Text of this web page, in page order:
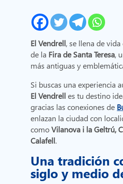
El Vendrell, se llena de
de la Fira de Santa Teresa,
más antiguas y
Si buscas una experiencia
El Vendrelles tu destino
gracias las conexiones de
enlazan la ciudad con
comoVilanova i la Geltrú,
Calafell.
Una tradición
siglo y medio